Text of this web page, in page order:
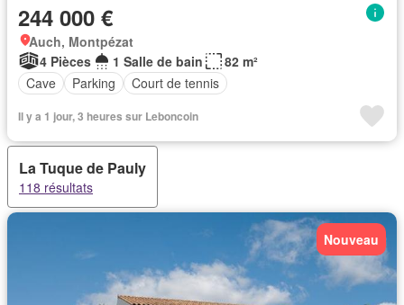
244 000 €
Auch, Montpézat
4 Pièces
1 Salle de bain
82 m²
Cave
Parking Court de tennis
Il y a 1 jour, 3 heures sur Leboncoin
La Tuque de Pauly
118 résultats
Nouveau